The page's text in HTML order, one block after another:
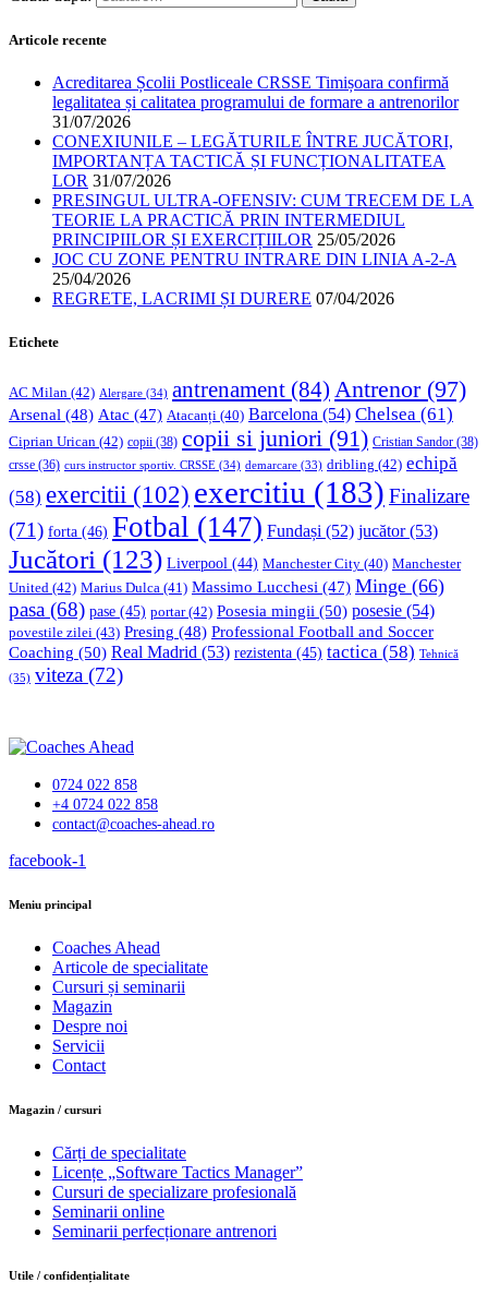
Articole recente
Acreditarea Școlii Postliceale CRSSE Timișoara confirmă
legalitatea și calitatea programului de formare a antrenorilor
31/07/2026
CONEXIUNILE – LEGĂTURILE ÎNTRE JUCĂTORI,
IMPORTANȚA TACTICĂ ȘI FUNCȚIONALITATEA
LOR 31/07/2026
PRESINGUL ULTRA-OFENSIV: CUM TRECEM DE LA
TEORIE LA PRACTICĂ PRIN INTERMEDIUL
PRINCIPIILOR ȘI EXERCIȚIILOR 25/05/2026
JOC CU ZONE PENTRU INTRARE DIN LINIA A-2-A
25/04/2026
REGRETE, LACRIMI ȘI DURERE 07/04/2026
Etichete
AC Milan (42) Alergare (34) antrenament (84) Antrenor(97)
Arsenal (48) Atac (47) Atacanți (40) Barcelona (54) Chelsea (61)
Ciprian Urican (42) copii (38) copii si juniori (91) Cristian Sandor (38)
crsse (36) curs instructor sportiv. CRSSE (34) demarcare (33) dribling (42) echipă
(58) exercitii (102) exercitiu (183) Finalizare
(71) forta (46) Fotbal (147) Fundași (52) jucător(53)
Jucători (123) Liverpool (44) Manchester City (40) Manchester
United (42) Marius Dulca (41) Massimo Lucchesi (47) Minge (66)
pasa (68) pase (45) portar(42) Posesia mingii (50) posesie (54)
povestile zilei (43) Presing (48) Professional Football and Soccer
Coaching (50) Real Madrid (53) rezistenta (45) tactica (58) Tehnică
(35) viteza (72)
0724 022 858
+4 0724 022 858
contact@coaches-ahead.ro
facebook-1
Meniu principal
Coaches Ahead
Articole de specialitate
Cursuri și seminarii
Magazin
Despre noi
Servicii
Contact
Magazin / cursuri
Cărți de specialitate
Licențe „Software Tactics Manager”
Cursuri de specializare profesională
Seminarii online
Seminarii perfecționare antrenori
Utile / confidențialitate